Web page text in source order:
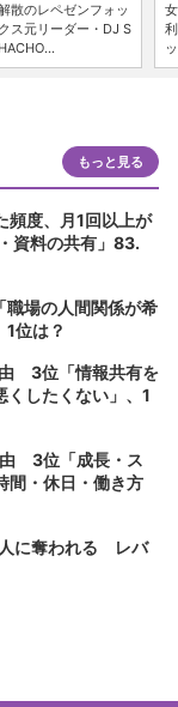
散のレペゼンフォッ
クス元リーダー・DJ S
HACHO...
もっと見る
頻度、月1回以上が
資料の共有」83.
場の人間関係が希
位は？
由 3位「情報共有を
くしたくない」、1
由 3位「成長・ス
間・休日・働き方
に奪われる レバ